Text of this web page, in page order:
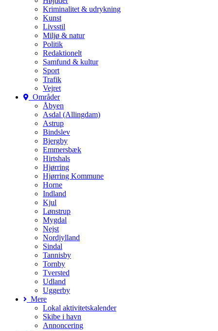
Kriminalitet & udrykning
Kunst
Livsstil
Miljø & natur
Politik
Redaktionelt
Samfund & kultur
Sport
Trafik
Vejret
Områder
Åbyen
Asdal (Allingdam)
Astrup
Bindslev
Bjergby
Emmersbæk
Hirtshals
Hjørring
Hjørring Kommune
Horne
Indland
Kjul
Lønstrup
Mygdal
Nejst
Nordjylland
Sindal
Tannisby
Tornby
Tversted
Udland
Uggerby
Mere
Lokal aktivitetskalender
Skibe i havn
Annoncering